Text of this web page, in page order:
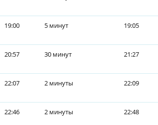
19:00 5 минут 19:05
20:57 30 минут 21:27
22:07 2 минуты 22:09
22:46 2 минуты 22:48